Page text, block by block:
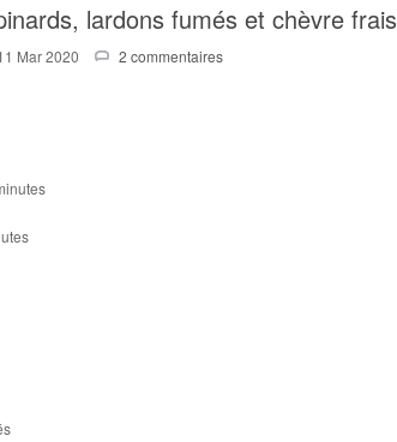
lardons fumés et chèvre frais
Mar 2020
2 commentaires